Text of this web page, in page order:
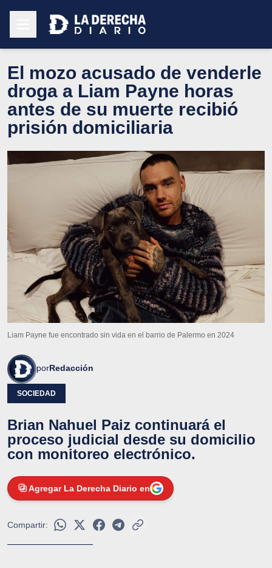
El mozo acusado de venderle
droga a Liam Payne horas
antes de su muerte recibió
prisión domiciliaria
Liam Payne fue encontrado sin vida en el barrio de Palermo en 2024
porRedacción
SOCIEDAD
Brian Nahuel Paiz continuará el
proceso judicial desde su domicilio
con monitoreo electrónico.
Agregar La Derecha Diario en
Compartir: